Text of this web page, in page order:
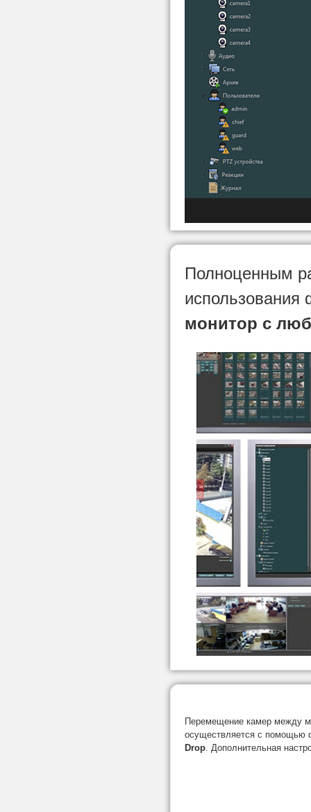
Полноценным
использования
монитор с
Перемещение камер между
осуществляется с помощью
Drop . Дополнительная